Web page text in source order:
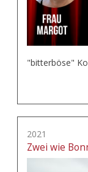
"bitterböse"
2021
Zwei wie